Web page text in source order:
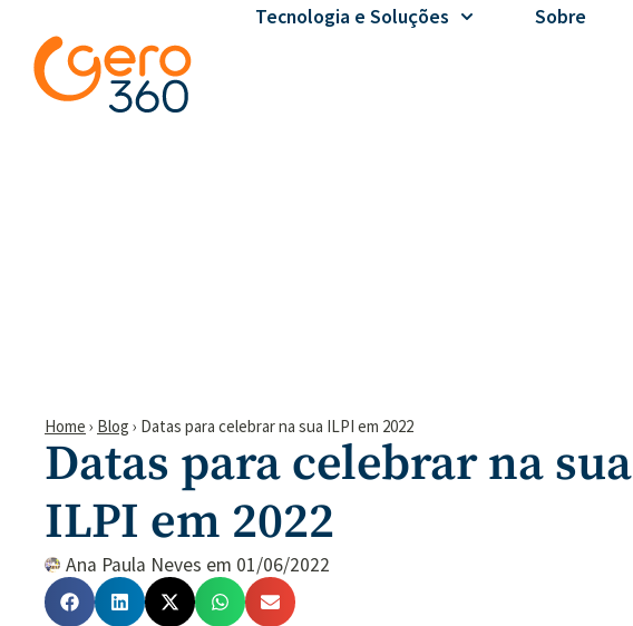
Tecnologia e Soluções Sobre
Home › Blog › Datas para celebrar na sua ILPI em 2022
Datas para celebrar na sua
ILPI em 2022
Ana Paula Neves em 01/06/2022